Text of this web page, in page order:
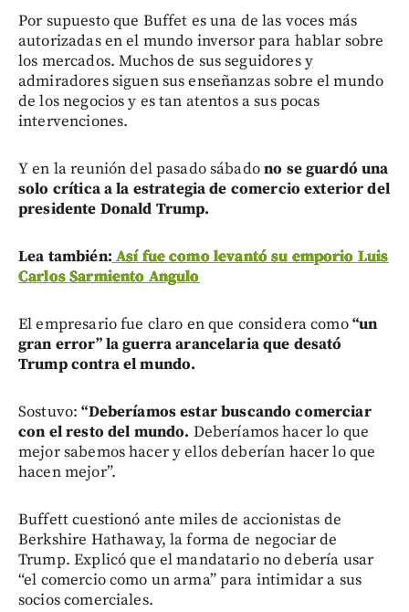
Por supuesto que Buffet es una de las voces más
autorizadas en el mundo inversor para hablar sobre
los mercados. Muchos de sus seguidores y
admiradores siguen sus enseñanzas sobre el mundo
de los negocios y es tan atentos a sus pocas
intervenciones.
Y en la reunión del pasado sábadono se guardó una
solo crítica a la estrategia de comercio exterior del
presidente Donald Trump.
Lea también: Así fue como levantó su emporio Luis
Carlos Sarmiento Angulo
El empresario fue claro en que considera como“un
gran error” la guerra arancelaria que desató
Trump contra el mundo.
Sostuvo:“Deberíamos estar buscando comerciar
con el resto del mundo. Deberíamos hacer lo que
mejor sabemos hacer y ellos deberían hacer lo que
hacen mejor”.
Buffett cuestionó ante miles de accionistas de
Berkshire Hathaway, la forma de negociar de
Trump. Explicó que el mandatario no debería usar
“el comercio como un arma” para intimidar a sus
socios comerciales.